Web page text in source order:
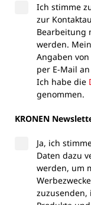
Ich stimme
zur
Bearbeitung
werden.
Angaben
per E-Mail an
Ich habe die
genommen.
KRONEN
Ja, ich
Daten dazu
werden, um